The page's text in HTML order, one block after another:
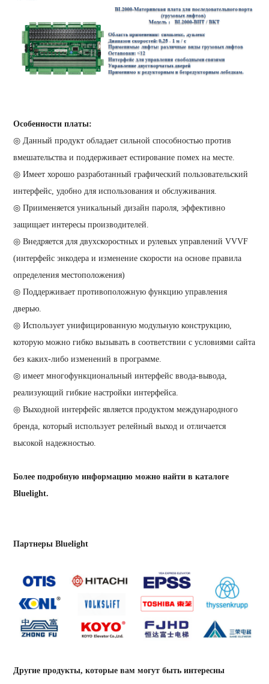
Особенности платы:
◎ Данный продукт обладает сильной способностью против
вмешательства и поддерживает естирование помех на месте.
◎ Имеет хорошо разработанный графический пользовательский
интерфейс, удобно для использования и обслуживания.
◎ Приименяется уникальный дизайн пароля, эффективно
защищает интересы производителей.
◎ Внедряется для двухскоростных и рулевых управлений VVVF
(интерфейс энкодера и изменение скорости на основе правила
определения местоположения)
◎ Поддерживает противоположную функцию управления
дверью.
◎ Использует унифицированную модульную конструкцию,
которую можно гибко вызывать в соответствии с условиями сайта
без каких-либо изменений в программе.
◎ имеет многофункциональный интерфейс ввода-вывода,
реализующий гибкие настройки интерфейса.
◎ Выходной интерфейс является продуктом международного
бренда, который использует релейный выход и отличается
высокой надежностью.
Более подробную информацию можно найти в каталоге
Bluelight.
Партнеры Bluelight
Другие продукты, которые вам могут быть интересны